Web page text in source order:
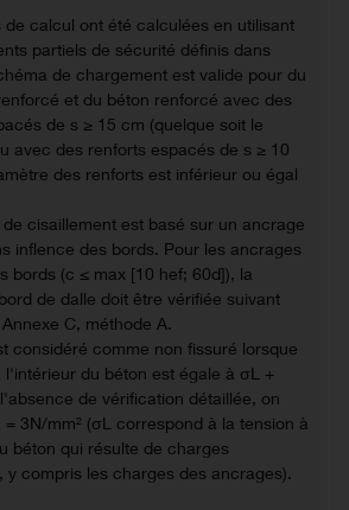
de calcul ont été calculées en utilisant
partiels de sécurité définis dans
de chargement est valide pour du
et du béton renforcé avec des
de s ≥ 15 cm (quelque soit le
avec des renforts espacés de s ≥ 10
des renforts est inférieur ou égal
cisaillement est basé sur un ancrage
inflence des bords. Pour les ancrages
bords (c ≤ max [10 hef; 60d]), la
de dalle doit être vérifiée suivant
C, méthode A.
considéré comme non fissuré lorsque
l'intérieur du béton est égale à σL +
de vérification détaillée, on
3N/mm² (σL correspond à la tension à
béton qui résulte de charges
y compris les charges des ancrages).